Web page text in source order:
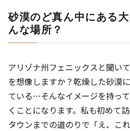
砂漠のど真ん中にある
んな場所？
アリゾナ州フェニックスと聞い
を想像しますか？乾燥した砂漠
ている…そんなイメージを持っ
くことになります。私も初めて
タウンまでの道のりで「え、こ